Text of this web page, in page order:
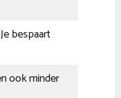
bespaart
ook minder